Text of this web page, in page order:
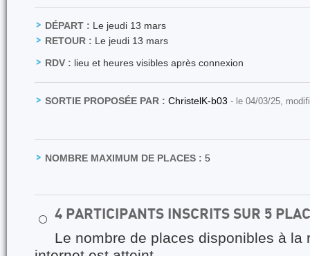
DÉPART : Le jeudi 13 mars
RETOUR : Le jeudi 13 mars
RDV : lieu et heures visibles après connexion
SORTIE PROPOSÉE PAR : ChristelK-b03 - le 04/03/25,
NOMBRE MAXIMUM DE PLACES : 5
⚪ 4 PARTICIPANTS INSCRITS SUR 5
Le nombre de places disponibles à la